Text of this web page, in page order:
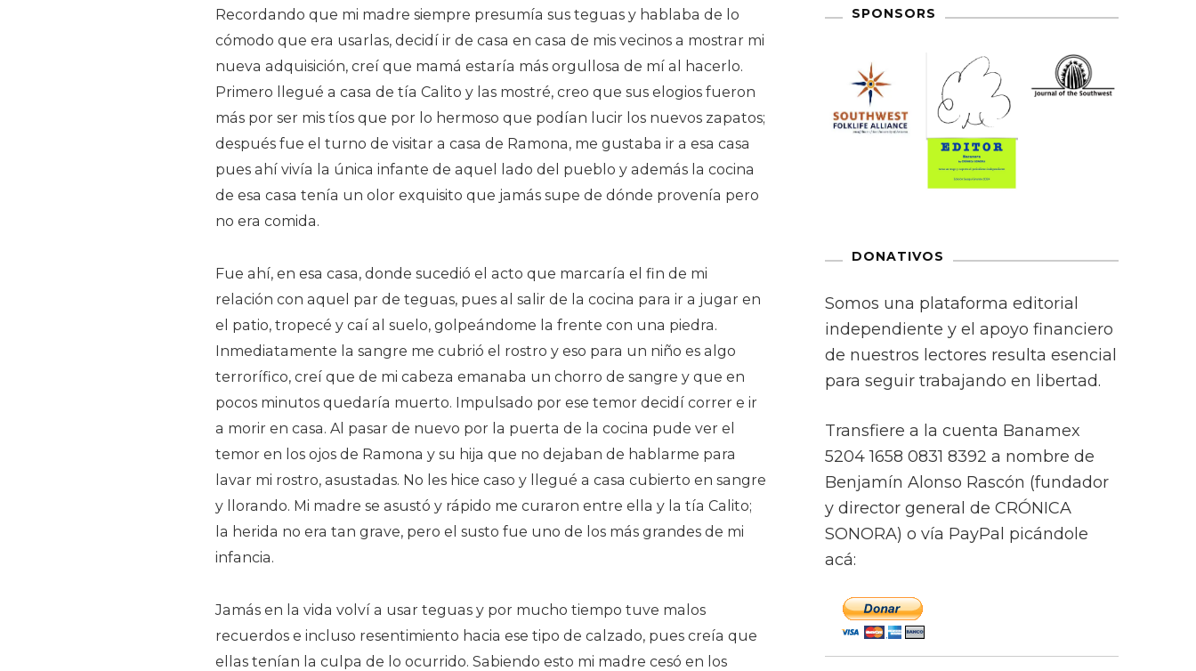
Recordando que mi madre siempre presumía sus teguas y hablaba de lo
cómodo que era usarlas, decidí ir de casa en casa de mis vecinos a mostrar mi
nueva adquisición, creí que mamá estaría más orgullosa de mí al hacerlo.
Primero llegué a casa de tía Calito y las mostré, creo que sus elogios fueron
más por ser mis tíos que por lo hermoso que podían lucir los nuevos zapatos;
después fue el turno de visitar a casa de Ramona, me gustaba ir a esa casa
pues ahí vivía la única infante de aquel lado del pueblo y además la cocina
de esa casa tenía un olor exquisito que jamás supe de dónde provenía pero
no era comida.
Fue ahí, en esa casa, donde sucedió el acto que marcaría el fin de mi
relación con aquel par de teguas, pues al salir de la cocina para ir a jugar en
el patio, tropecé y caí al suelo, golpeándome la frente con una piedra.
Inmediatamente la sangre me cubrió el rostro y eso para un niño es algo
terrorífico, creí que de mi cabeza emanaba un chorro de sangre y que en
pocos minutos quedaría muerto. Impulsado por ese temor decidí correr e ir
a morir en casa. Al pasar de nuevo por la puerta de la cocina pude ver el
temor en los ojos de Ramona y su hija que no dejaban de hablarme para
lavar mi rostro, asustadas. No les hice caso y llegué a casa cubierto en sangre
y llorando. Mi madre se asustó y rápido me curaron entre ella y la tía Calito;
la herida no era tan grave, pero el susto fue uno de los más grandes de mi
infancia.
Jamás en la vida volví a usar teguas y por mucho tiempo tuve malos
recuerdos e incluso resentimiento hacia ese tipo de calzado, pues creía que
ellas tenían la culpa de lo ocurrido. Sabiendo esto mi madre cesó en los
SPONSORS
DONATIVOS
Somos una plataforma editorial
independiente y el apoyo financiero
de nuestros lectores resulta esencial
para seguir trabajando en libertad.
Transfiere a la cuenta Banamex
5204 1658 0831 8392 a nombre de
Benjamín Alonso Rascón (fundador
y director general de CRÓNICA
SONORA) o vía PayPal picándole
acá: